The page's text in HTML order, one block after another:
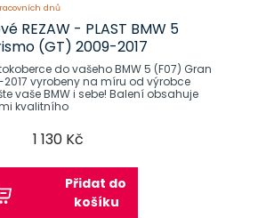
dnů
REZAW - PLAST BMW 5
(GT) 2009-2017
do vašeho BMW 5 (F07) Gran
vyrobeny na míru od výrobce
vaše BMW i sebe! Balení obsahuje
kvalitního
1 130 Kč
Přidat do
košíku